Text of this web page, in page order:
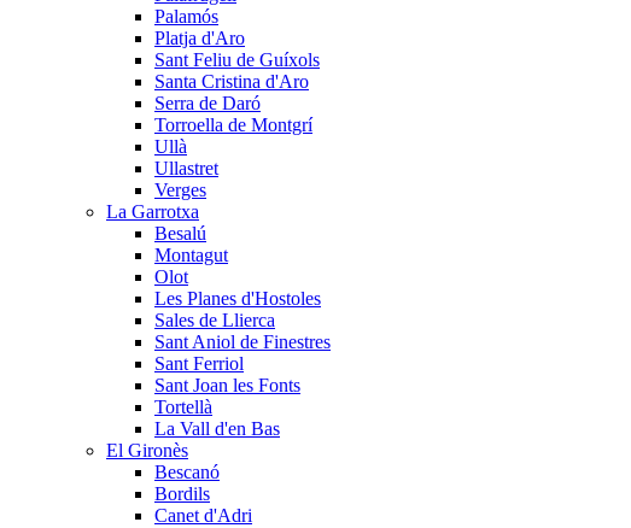
Palamós
Platja d'Aro
Sant Feliu de Guíxols
Santa Cristina d'Aro
Serra de Daró
Torroella de Montgrí
Ullà
Ullastret
Verges
La Garrotxa
Besalú
Montagut
Olot
Les Planes d'Hostoles
Sales de Llierca
Sant Aniol de Finestres
Sant Ferriol
Sant Joan les Fonts
Tortellà
La Vall d'en Bas
El Gironès
Bescanó
Bordils
Canet d'Adri